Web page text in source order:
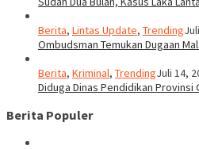
Berita, Lintas Update, Trending
Ombudsman Temukan Dugaan
Berita, Kriminal, TrendingJuli 14,
Diduga Dinas Pendidikan
Berita Populer